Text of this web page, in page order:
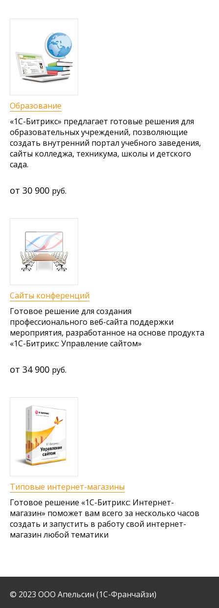
Образование
«1С-Битрикс» предлагает готовые решения для
образовательных учреждений, позволяющие
создать внутренний портал учебного заведения,
сайты колледжа, техникума, школы и детского
сада.
30 900 руб.
Сайты конференций
Готовое решение для создания
профессионального веб-сайта поддержки
мероприятия, разработанное на основе продукта
«1С-Битрикс: Управление сайтом»
34 900 руб.
Типовые интернет-магазины
Готовое решение «1С-Битрикс: Интернет-
магазин» поможет вам всего за несколько часов
создать и запустить в работу свой интернет-
магазин любой тематики
© 2023 ООО Апельсин (1С-Франчайзи)